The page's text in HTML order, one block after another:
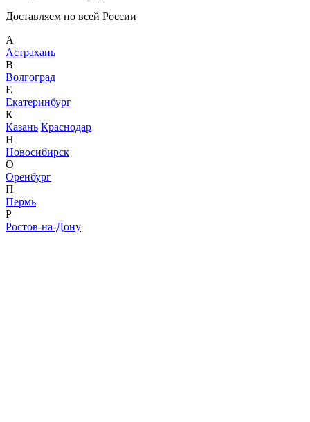
Доставляем по всей России
А
Астрахань
В
Волгоград
Е
Екатеринбург
К
Казань Краснодар
Н
Новосибирск
О
Оренбург
П
Пермь
Р
Ростов-на-Дону